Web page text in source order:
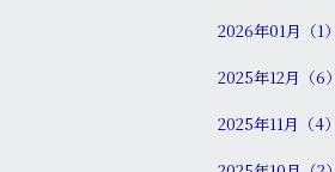
2026年01月（1）
2025年12月（6）
2025年11月（4）